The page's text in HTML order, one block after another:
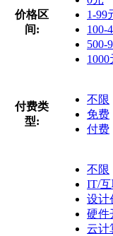
价格区
间:
1-99
100-
500-
付费类
型:
不限
免费
付费
不限
IT/互
设计
硬件
云计